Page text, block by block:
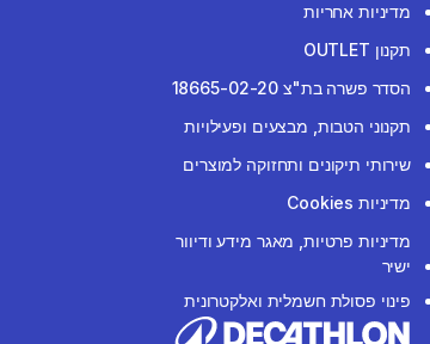
מדיניות אחריות
תקנון OUTLET
הסדר פשרה בת"צ 18665-02-20
תקנוני הטבות, מבצעים ופעילויות
שירותי תיקונים ותחזוקה למוצרים
מדיניות Cookies
מדיניות פרטיות, מאגר מידע ודיוור
ישיר
פינוי פסולת חשמלית ואלקטרונית